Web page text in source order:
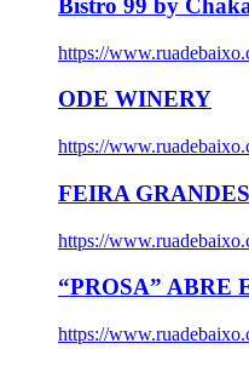
Bistro 99 by
https://
ODE WINERY
https://
FEIRA
https://
“PROSA” ABRE
https://